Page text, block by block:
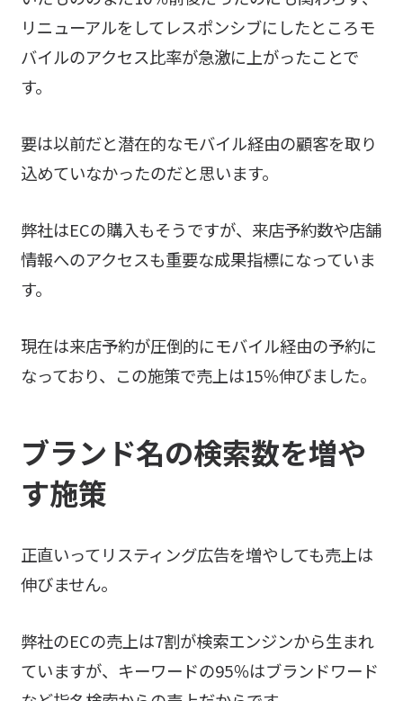
リニューアルをしてレスポンシブにしたところモ
バイルのアクセス比率が急激に上がったことで
す。
要は以前だと潜在的なモバイル経由の顧客を取り
込めていなかったのだと思います。
弊社はECの購入もそうですが、来店予約数や店舗
情報へのアクセスも重要な成果指標になっていま
す。
現在は来店予約が圧倒的にモバイル経由の予約に
なっており、この施策で売上は15％伸びました。
ブランド名の検索数を増や
す施策
正直いってリスティング広告を増やしても売上は
伸びません。
弊社のECの売上は7割が検索エンジンから生まれ
ていますが、キーワードの95％はブランドワード